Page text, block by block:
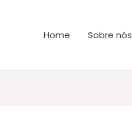
Home Sobre nós